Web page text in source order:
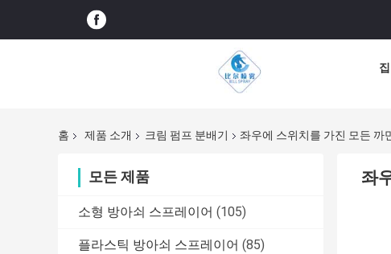
집
홈 제품 소개 크림 펌프 분배기 좌우에 스위치를 가진 모든 까
모든 제품
소형 방아쇠 스프레이어 (105)
플라스틱 방아쇠 스프레이어 (85)
좌